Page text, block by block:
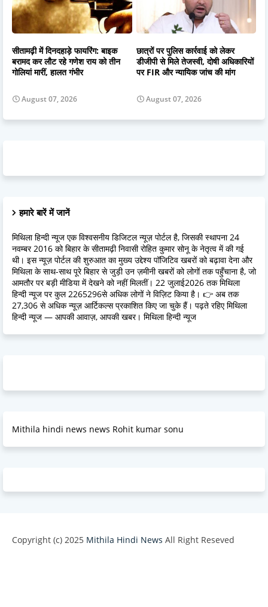
सीतामढ़ी में दिनदहाड़े फायरिंग: बाइक
बरामद कर लौट रहे गणेश राय को तीन
गोलियां मारीं, हालत गंभीर
August 07, 2026
छात्रों पर पुलिस कार्रवाई को लेकर
डीजीपी से मिले तेजस्वी, दोषी अधिकारियों
पर FIR और न्यायिक जांच की मांग
August 07, 2026
हमारे बारें में जानें
मिथिला हिन्दी न्यूज एक विश्वसनीय डिजिटल न्यूज़ पोर्टल है, जिसकी स्थापना 24
नवम्बर 2016 को बिहार के सीतामढ़ी निवासी रोहित कुमार सोनू के नेतृत्व में की गई
थी। इस न्यूज़ पोर्टल की शुरुआत का मुख्य उद्देश्य पॉजिटिव खबरों को बढ़ावा देना और
मिथिला के साथ-साथ पूरे बिहार से जुड़ी उन ज़मीनी खबरों को लोगों तक पहुँचाना है, जो
आमतौर पर बड़ी मीडिया में देखने को नहीं मिलतीं। 22 जुलाई2026 तक मिथिला
हिन्दी न्यूज पर कुल 2265296से अधिक लोगों ने विज़िट किया है। 👉 अब तक
27,306 से अधिक न्यूज़ आर्टिकल्स प्रकाशित किए जा चुके हैं। पढ़ते रहिए मिथिला
हिन्दी न्यूज — आपकी आवाज़, आपकी खबर। मिथिला हिन्दी न्यूज
Mithila hindi news news Rohit kumar sonu
Copyright (c) 2025 Mithila Hindi News All Right Reseved